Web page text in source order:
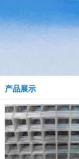
产品展示